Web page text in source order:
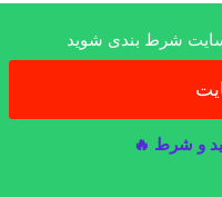
سایت شرط بندی شوید